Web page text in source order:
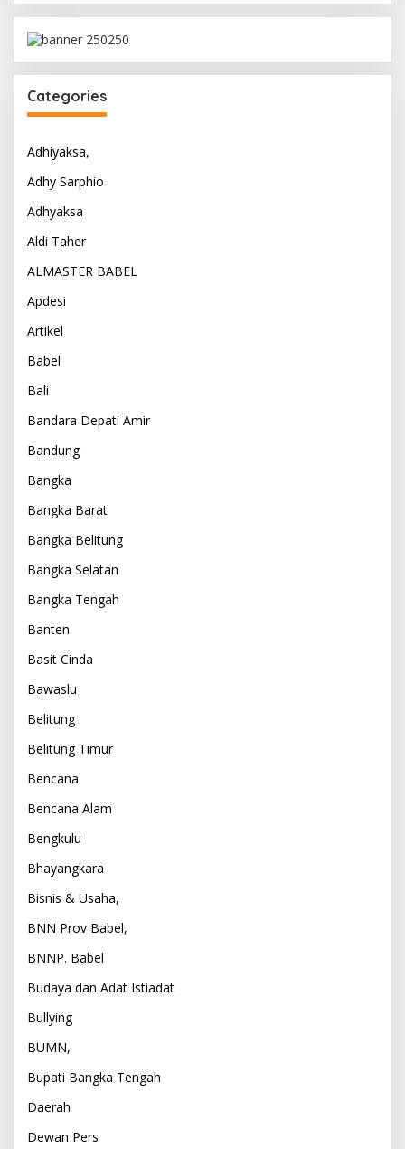
Categories
Adhiyaksa,
Adhy Sarphio
Adhyaksa
Aldi Taher
ALMASTER BABEL
Apdesi
Artikel
Babel
Bali
Bandara Depati Amir
Bandung
Bangka
Bangka Barat
Bangka Belitung
Bangka Selatan
Bangka Tengah
Banten
Basit Cinda
Bawaslu
Belitung
Belitung Timur
Bencana
Bencana Alam
Bengkulu
Bhayangkara
Bisnis & Usaha,
BNN Prov Babel,
BNNP. Babel
Budaya dan Adat Istiadat
Bullying
BUMN,
Bupati Bangka Tengah
Daerah
Dewan Pers